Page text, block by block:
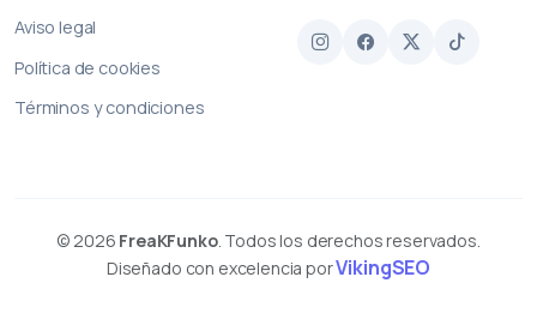
Aviso legal
Política de cookies
Términos y condiciones
© 2026 FreaKFunko. Todos los derechos reservados.
Diseñado con excelencia porVikingSEO